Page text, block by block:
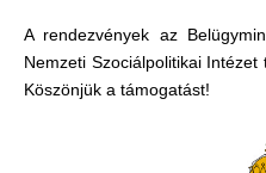
A rendezvények az
Nemzeti Szociálpolitikai Intézet
Köszönjük a támogatást!